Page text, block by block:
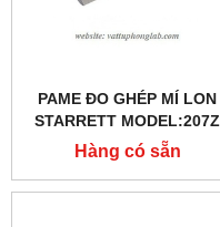
PAME ĐO GHÉP MÍ LON
STARRETT MODEL:207Z
Hàng có sẵn